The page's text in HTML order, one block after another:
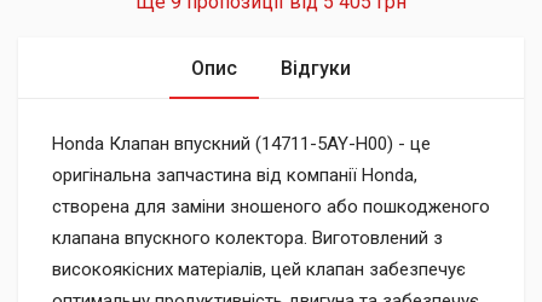
Опис Відгуки
Honda Клапан впускний (14711-5AY-H00) - це
оригінальна запчастина від компанії Honda,
створена для заміни зношеного або пошкодженого
клапана впускного колектора. Виготовлений з
високоякісних матеріалів, цей клапан забезпечує